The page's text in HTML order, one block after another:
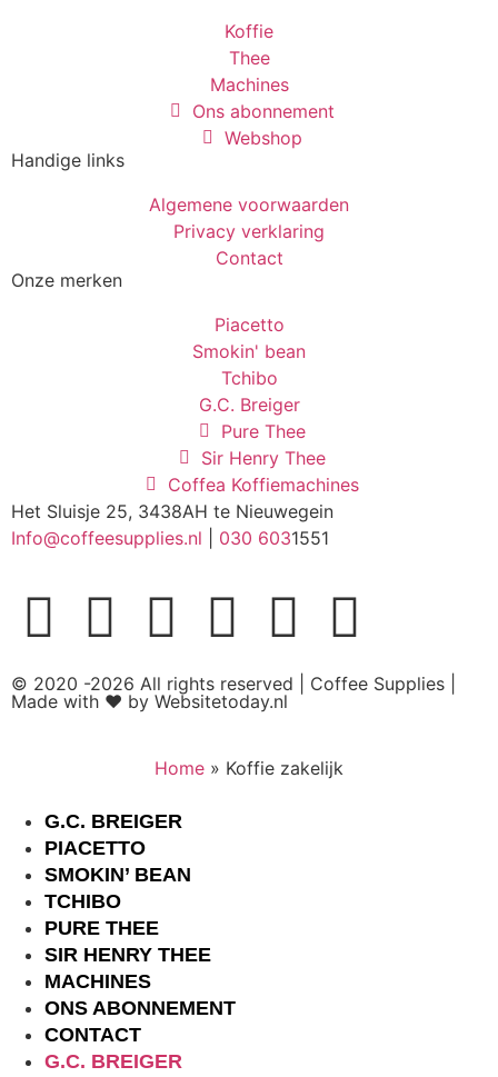
Koffie
Thee
Machines
Ons abonnement
Webshop
Handige links
Algemene voorwaarden
Privacy verklaring
Contact
Onze merken
Piacetto
Smokin' bean
Tchibo
G.C. Breiger
Pure Thee
Sir Henry Thee
Coffea Koffiemachines
Het Sluisje 25, 3438AH te Nieuwegein
Info@coffeesupplies.nl
030 6031551
© 2020 -2026 All rights reserved | Coffee Supplies |
Made with ❤ by Websitetoday.nl
Home » Koffie zakelijk
G.C. BREIGER
PIACETTO
SMOKIN’ BEAN
TCHIBO
PURE THEE
SIR HENRY THEE
MACHINES
ONS ABONNEMENT
CONTACT
G.C. BREIGER